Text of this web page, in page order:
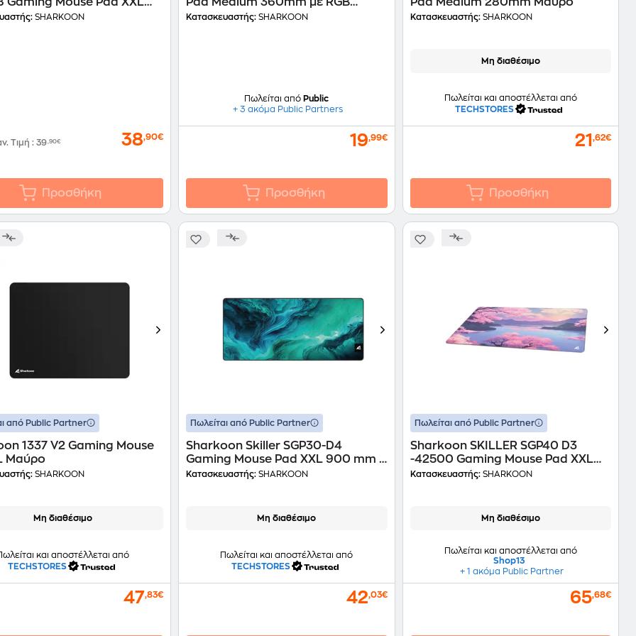
- Με σχέδιο
SHARKOON
Τιμή : 39,90€ 38,90€
Προσθήκη
Φωτισμό - Μαύρο
Κατασκευαστής: SHARKOON
Πωλείται από Public
+ 3 ακόμα Public Partners
19,99€
Προσθήκη
Κατασκευαστής:SHARKOON
Μη διαθέσιμο
Πωλείται και αποστέλλεται από
TECHSTORES
21 ,62€
Προσθήκη
από Public Partner
1337 V2 Gaming Mouse
Μαύρο
SHARKOON
Μη διαθέσιμο
και αποστέλλεται από
TECHSTORES
47,83€
Πωλείται από Public Partner
Sharkoon Skiller SGP30-D4
Gaming Mouse Pad XXL 900 mm -
Πολύχρωμο
Κατασκευαστής: SHARKOON
Μη διαθέσιμο
Πωλείται και αποστέλλεται από
TECHSTORES
42,03€
Πωλείται από Public Partner
Sharkoon SKILLER SGP40 D3
-42500 Gaming Mouse Pad XXL
1000 mm - Με σχέδιο
Κατασκευαστής:SHARKOON
Μη διαθέσιμο
Πωλείται και αποστέλλεται από
Shop13
+ 1 ακόμα Public Partner
65,68€